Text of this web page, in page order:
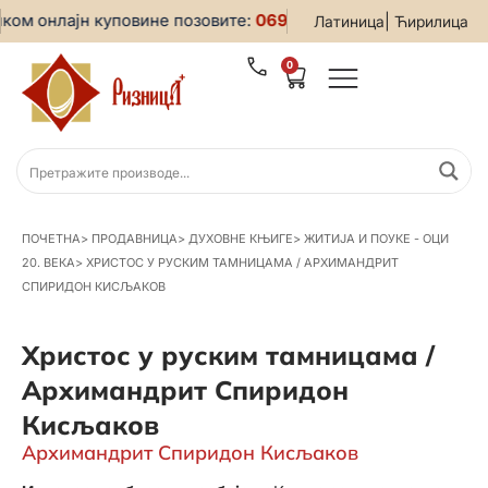
Латиница Ћирилица
онлајн куповине позовите:069/5599-019• За све
0
ПОЧЕТНА> ПРОДАВНИЦА> ДУХОВНЕ КЊИГЕ> ЖИТИЈА И ПОУКЕ - ОЦИ
20. ВЕКА> ХРИСТОС У РУСКИМ ТАМНИЦАМА / АРХИМАНДРИТ
СПИРИДОН КИСЉАКОВ
Христос у руским тамницама /
Архимандрит Спиридон
Кисљаков
Архимандрит Спиридон Кисљаков